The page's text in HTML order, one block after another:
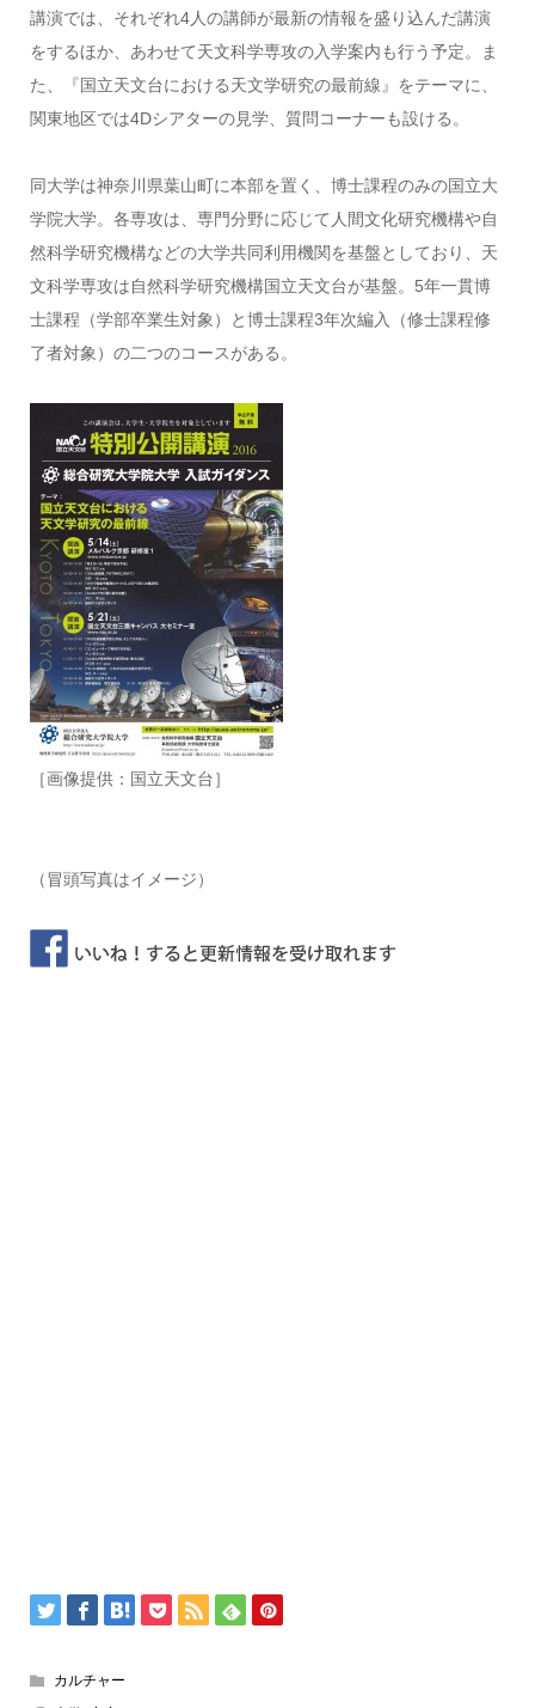
講演では、それぞれ4人の講師が最新の情報を盛り込んだ講演
をするほか、あわせて天文科学専攻の入学案内も行う予定。ま
た、『国立天文台における天文学研究の最前線』をテーマに、
関東地区では4Dシアターの見学、質問コーナーも設ける。
同大学は神奈川県葉山町に本部を置く、博士課程のみの国立大
学院大学。各専攻は、専門分野に応じて人間文化研究機構や自
然科学研究機構などの大学共同利用機関を基盤としており、天
文科学専攻は自然科学研究機構国立天文台が基盤。5年一貫博
士課程（学部卒業生対象）と博士課程3年次編入（修士課程修
了者対象）の二つのコースがある。
［画像提供：国立天文台］
（冒頭写真はイメージ）
カルチャー